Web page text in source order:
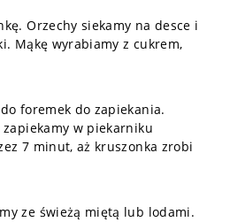
Orzechy siekamy na desce i
Mąkę wyrabiamy z cukrem,
foremek do zapiekania.
w piekarniku
7 minut, aż kruszonka zrobi
ze świeżą miętą lub lodami.